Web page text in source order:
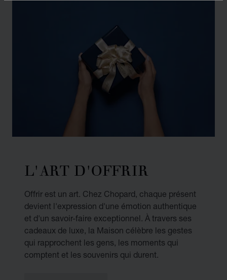
L'ART D'OFFRIR
Offrir est un art. Chez Chopard, chaque présent
devient l'expression d'une émotion authentique
et d'un savoir-faire exceptionnel. À travers ses
cadeaux de luxe, la Maison célèbre les gestes
qui rapprochent les gens, les moments qui
comptent et les souvenirs qui durent.